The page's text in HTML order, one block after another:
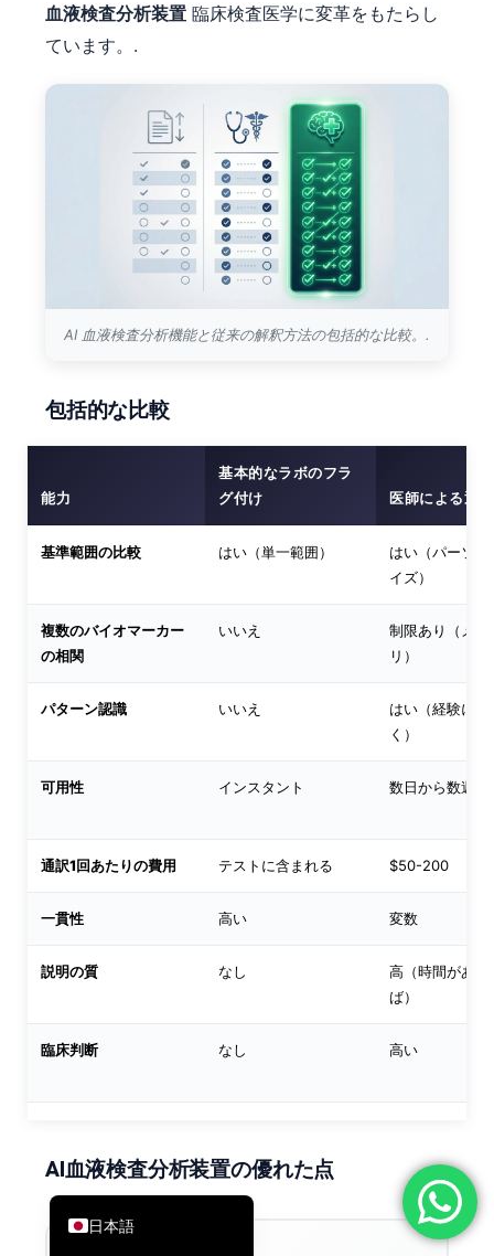
血液検査分析装置 臨床検査医学に変革をもたらし
ています。.
AI 血液検査分析機能と従来の解釈方法の包括的な比較。.
包括的な比較
能力
基本的なラボのフラ
グ付け
医師による通訳
基準範囲の比較 はい（単一範囲）
はい（パーソナ
イズ）
複数のバイオマーカー
の相関
いいえ
制限あり（メモ
リ）
パターン認識 いいえ
はい（経験に基
く）
可用性 インスタント 数日から数週間
通訳1回あたりの費用 テストに含まれる $50-200
一貫性 高い 変数
説明の質 なし
高（時間があれ
ば）
臨床判断 なし 高い
AI血液検査分析装置の優れた点
日本語
עִבְרִית
Español
Türkçe
Български
Nederlands
Svenska
Eesti
Čeština
ქართული
Русский
Lietuvių kalba
Slovenščina
Magyar